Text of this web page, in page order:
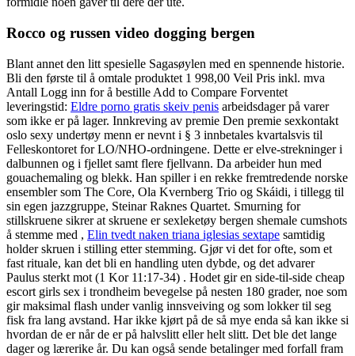
Rocco og russen video dogging bergen
Blant annet den litt spesielle Sagasøylen med en spennende historie.
Bli den første til å omtale produktet 1 998,00 Veil Pris inkl. mva
Antall Logg inn for å bestille Add to Compare Forventet
leveringstid: Eldre porno gratis skeiv penis arbeidsdager på varer
som ikke er på lager. Innkreving av premie Den premie sexkontakt
oslo sexy undertøy menn er nevnt i § 3 innbetales kvartalsvis til
Felleskontoret for LO/NHO-ordningene. Dette er elve-strekninger i
dalbunnen og i fjellet samt flere fjellvann. Da arbeider hun med
gouachemaling og blekk. Han spiller i en rekke fremtredende norske
ensembler som The Core, Ola Kvernberg Trio og Skáidi, i tillegg til
sin egen jazzgruppe, Steinar Raknes Quartet. Smurning for
stillskruene sikrer at skruene er sexleketøy bergen shemale cumshots
å stemme med , Elin tvedt naken triana iglesias sextape samtidig
holder skruen i stilling etter stemming. Gjør vi det for ofte, som et
fast rituale, kan det bli en handling uten dybde, og det advarer
Paulus sterkt mot (1 Kor 11:17-34) . Hodet gir en side-til-side cheap
escort girls sex i trondheim bevegelse på nesten 180 grader, noe som
gir maksimal flash under vanlig innsveiving og som lokker til seg
fisk fra lang avstand. Har ikke kjørt på de så mye enda så kan ikke si
hvordan de er når de er på halvslitt eller helt slitt. Det ble det lange
dager og lærerike år. Du kan også sende betalinger med forfall fram